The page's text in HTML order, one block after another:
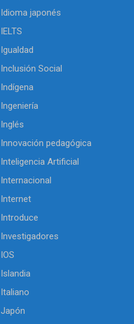
Idioma japonés
IELTS
Igualdad
Inclusión Social
Indígena
Ingeniería
Inglés
Innovación pedagógica
Inteligencia Artificial
Internacional
Internet
Introduce
Investigadores
IOS
Islandia
Italiano
Japón